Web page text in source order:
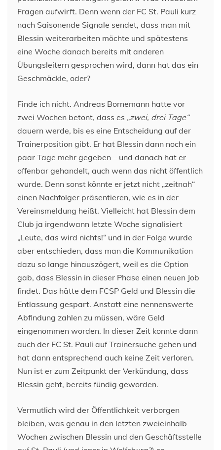
Fragen aufwirft. Denn wenn der FC St. Pauli kurz
nach Saisonende Signale sendet, dass man mit
Blessin weiterarbeiten möchte und spätestens
eine Woche danach bereits mit anderen
Übungsleitern gesprochen wird, dann hat das ein
Geschmäckle, oder?
Finde ich nicht. Andreas Bornemann hatte vor
zwei Wochen betont, dass es „zwei, drei Tage“
dauern werde, bis es eine Entscheidung auf der
Trainerposition gibt. Er hat Blessin dann noch ein
paar Tage mehr gegeben – und danach hat er
offenbar gehandelt, auch wenn das nicht öffentlich
wurde. Denn sonst könnte er jetzt nicht „zeitnah“
einen Nachfolger präsentieren, wie es in der
Vereinsmeldung heißt. Vielleicht hat Blessin dem
Club ja irgendwann letzte Woche signalisiert
„Leute, das wird nichts!“ und in der Folge wurde
aber entschieden, dass man die Kommunikation
dazu so lange hinauszögert, weil es die Option
gab, dass Blessin in dieser Phase einen neuen Job
findet. Das hätte dem FCSP Geld und Blessin die
Entlassung gespart. Anstatt eine nennenswerte
Abfindung zahlen zu müssen, wäre Geld
eingenommen worden. In dieser Zeit konnte dann
auch der FC St. Pauli auf Trainersuche gehen und
hat dann entsprechend auch keine Zeit verloren.
Nun ist er zum Zeitpunkt der Verkündung, dass
Blessin geht, bereits fündig geworden.
Vermutlich wird der Öffentlichkeit verborgen
bleiben, was genau in den letzten zweieinhalb
Wochen zwischen Blessin und den Geschäftsstelle